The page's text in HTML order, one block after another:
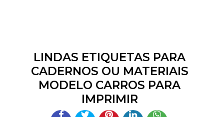
LINDAS ETIQUETAS PARA
CADERNOS OU MATERIAIS
MODELO CARROS PARA
IMPRIMIR